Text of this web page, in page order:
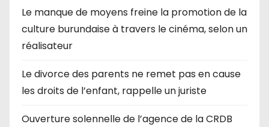
Le manque de moyens freine la promotion de la
culture burundaise à travers le cinéma, selon un
réalisateur
Le divorce des parents ne remet pas en cause
les droits de l’enfant, rappelle un juriste
Ouverture solennelle de l’agence de la CRDB